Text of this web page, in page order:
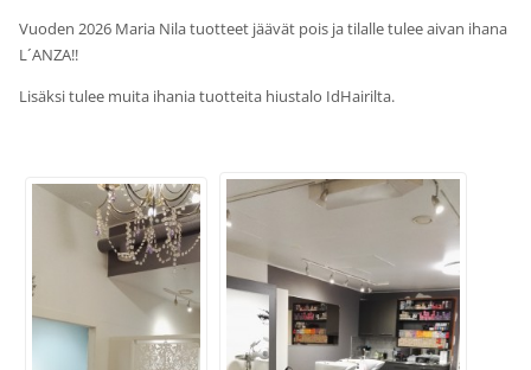
Vuoden 2026 Maria Nila tuotteet jäävät pois ja tilalle tulee aivan ihana
L´ANZA!!
Lisäksi tulee muita ihania tuotteita hiustalo IdHairilta.